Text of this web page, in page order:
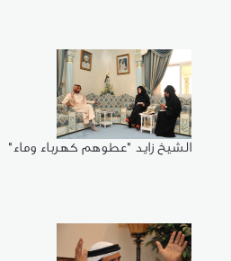
الشيخ زايد "عطوهم كهرباء وماء"